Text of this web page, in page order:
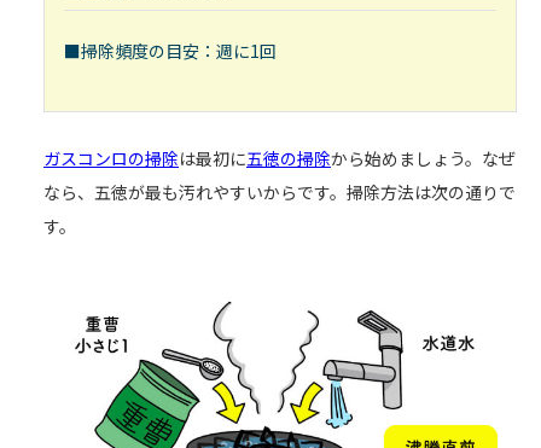
■掃除頻度の目安：週に1回
ガスコンロの掃除は最初に五徳の掃除から始めましょう。なぜ
なら、五徳が最も汚れやすいからです。掃除方法は次の通りで
す。